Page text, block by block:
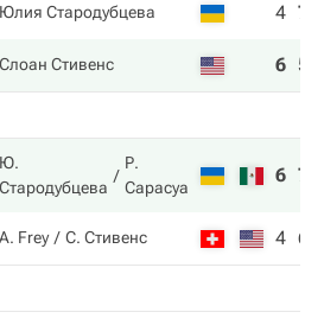
Юлия Стародубцева 4 7
Слоан Стивенс 6 5
Ю.
Стародубцева
Р.
Сарасуа
6 7
A. Frey С. Стивенс 4 6